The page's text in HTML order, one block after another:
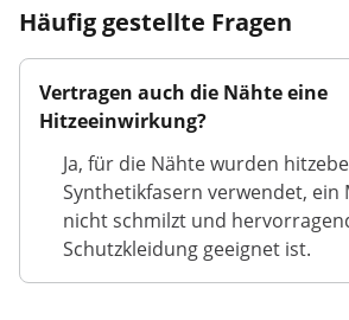
Häufig gestellte Fragen
Vertragen auch die Nähte eine
Hitzeeinwirkung?
Ja, für die Nähte wurden
Synthetikfasern verwendet, ein
nicht schmilzt und
Schutzkleidung geeignet ist.